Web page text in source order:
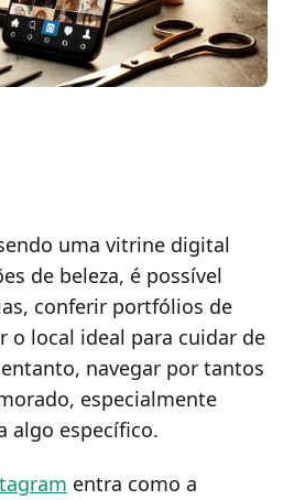
uma vitrine digital
de beleza, é possível
conferir portfólios de
o local ideal para cuidar de
navegar por tantos
especialmente
algo específico.
entra como a